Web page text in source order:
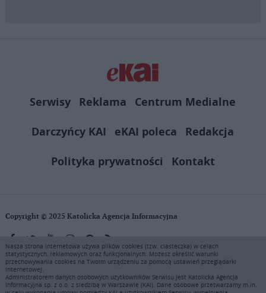
Serwisy Reklama
Centrum Medialne
Darczyńcy KAI
eKAI poleca
Redakcja
Polityka prywatności
Kontakt
Copyright © 2025 Katolicka Agencja Informacyjna
KAI zastrzega wszelkie prawa do serwisu. Użytkownicy mogą pobierać
i drukować fragmenty zawartości serwisu internetowego www.ekai.pl
wyłącznie do użytku osobistego. Publikacja, rozpowszechnianie
zawartości niniejszego serwisu lub jej sprzedaż (także framing i in.
Nasza strona internetowa używa plików cookies (tzw. ciasteczka) w celach
statystycznych, reklamowych oraz funkcjonalnych. Możesz określić warunki
przechowywania cookies na Twoim urządzeniu za pomocą ustawień przeglądarki
internetowej.
Administratorem danych osobowych użytkowników Serwisu jest Katolicka Agencja
Informacyjna sp. z o.o. z siedzibą w Warszawie (KAI). Dane osobowe przetwarzamy m.in.